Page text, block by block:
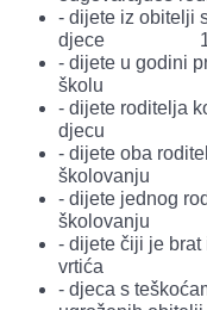
- dijete iz obitelji
djece 1 bod
- dijete u godini
- dijete roditelja
djecu 1 bod
- dijete oba
- dijete jednog
- dijete čiji je
- djeca s